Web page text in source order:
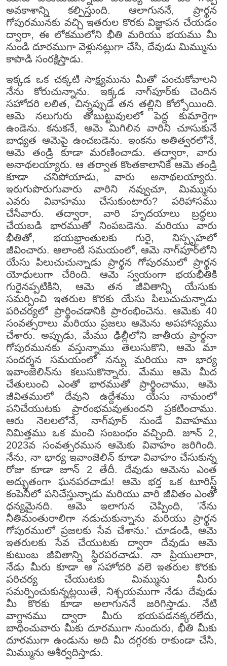
అవకాశాన్ని కల్పిస్తుంది. ఆలాగుననే, ప్రార్థన
గోపురమునకు వచ్చి ఇతరుల కొరకు విజ్ఞాపన చేయడం
ద్వారా, ఈ లోకములోని భీతి మరియు భయము మీ
నుండి దూరముగా వెళ్లునట్లుగా చేసి, దేవుడు మిమ్మును
కాపాడి సంరక్షిస్తాడు.
ఇక్కడ ఒక చక్కటి సాక్ష్యమును మీతో పంచుకోవాలని
నేను కోరుచున్నాను. ఇక్కడ నాగ్‌పూర్‌కు చెందిన
సహోదరి లలిత, చిన్నప్పుడే తన తల్లిని కోల్పోయింది.
ఆమె నలుగురు తోబుట్టువులలో పెద్ద కుమార్తెగా
ఉండెను. కనుకనే, ఆమె మిగిలిన వారిని చూసుకునే
బాధ్యత ఆమెపై ఉంచబడెను. ఇంకను అతిత్వరలోనే,
ఆమె తండ్రి కూడా మరణించాడు. తద్వారా, వారు
అనాథలయ్యారు. ఆ తర్వాత కొంతకాలానికే ఆమె తండ్రి
కూడా చనిపోయాడు, వారు అనాథలయ్యారు.
ఇరుగుపొరుగువారు వారిని నవ్వుచూ, మిమ్మును
ఎవరు వివాహము చేసుకుంటారు? పరిహాసము
చేసేవారు. తద్వారా, వారి హృదయాలు బ్రద్ధలు
చేయబడి భారముతో నింపబడెను. మరియు వారు
భీతితో, భయభ్రాంతులకు గురై, నిస్పృహలో
జీవించారు. ఆలాంటి సమయంలో, ఆమె నాగ్‌పూర్‌లోని
యేసు పిలుచుచున్నాడు ప్రార్థన గోపురములో ప్రార్థన
యోధులుగా చేరింది. ఆమె స్వయంగా భయభీతికి
గురైనప్పటికిని, ఆమె తన జీవితాన్ని యేసుకు
సమర్పించి ఇతరుల కొరకు యేసు పిలుచుచున్నాడు
పరిచర్యలో ప్రార్థించడానికి ప్రారంభించెను. ఆమెకు 40
సంవత్సరాలు మరియు ప్రజలు ఆమెను అపహాస్యము
చేశారు. అప్పుడు, మేము ఢిల్లీలోని జాతీయ ప్రార్థనా
గోపురమునకు వస్తున్నాము తెలుసుకొని, ఆమె మా
సందర్శన సమయంలో నన్ను మరియు నా భార్య
ఇవాంజెలిన్‌ను కలుసుకొన్నారు. మేము ఆమె మీద
చేతులుంచి ఎంతో భారముతో ప్రార్థించాము, ఆమె
జీవితములో దేవుని ఉద్దేశము యేసు నామంలో
పనిచేయుటకు ప్రారంభమవుతుందని ప్రకటించాము.
ఆరు నెలలలోనే, నాగ్‌పూర్ నుండే వివాహము
నిమిత్తము ఒక మంచి సంబంధం వచ్చింది. జూన్ 2,
2023వ సంవత్సరమున ఆమెకు వివాహం జరిగింది.
నేను, నా భార్య ఇవాంజెలిన్ కూడా వివాహం చేసుకున్న
రోజు కూడా జూన్ 2 తేదీ. దేవుడు ఆమెను ఎంత
అద్భుతంగా ఘనపరచాడు! ఆమె భర్త ఒక టూరిస్ట్
కంపెనీలో పనిచేస్తున్నాడు మరియు వారి జీవితం ఎంతో
ధన్యమైనది. ఆమె ఇలాగున చెప్పింది, 'నేను
నీతిమంతురాలిగా నడుచుకున్నాను మరియు ప్రార్థన
గోపురములో ప్రజలకు సేవ చేశాను.' చూడండి, ఆమె
ఇతరులకు సేవ చేయుటకు ద్వారా దేవుడు ఆమె
కుటుంబ జీవితాన్ని స్థిరపరచాడు. నా ప్రియులారా,
నేడు మీరు కూడా ఆ సహోదరి వలె ఇతరుల కొరకు
పరిచర్య చేయుటకు మిమ్మును మీరు
సమర్పించుకున్నట్లయితే, నిశ్చయముగా నేడు దేవుడు
మీ కొరకు కూడా అలాగుననే జరిగిస్తాడు. నేటి
వాగ్దానము ద్వారా మీరు భయపడనక్కరలేదు,
బాధించువారు మీకు దూరముగా నుందురు, భీతి మీకు
దూరముగా ఉండును అది మీ దగ్గరకు రాకుండా చేసి,
మిమ్మును ఆశీర్వదిస్తాడు.